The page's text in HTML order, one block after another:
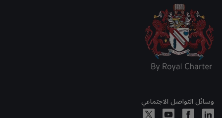
وسائل التواصل الاجتماعي